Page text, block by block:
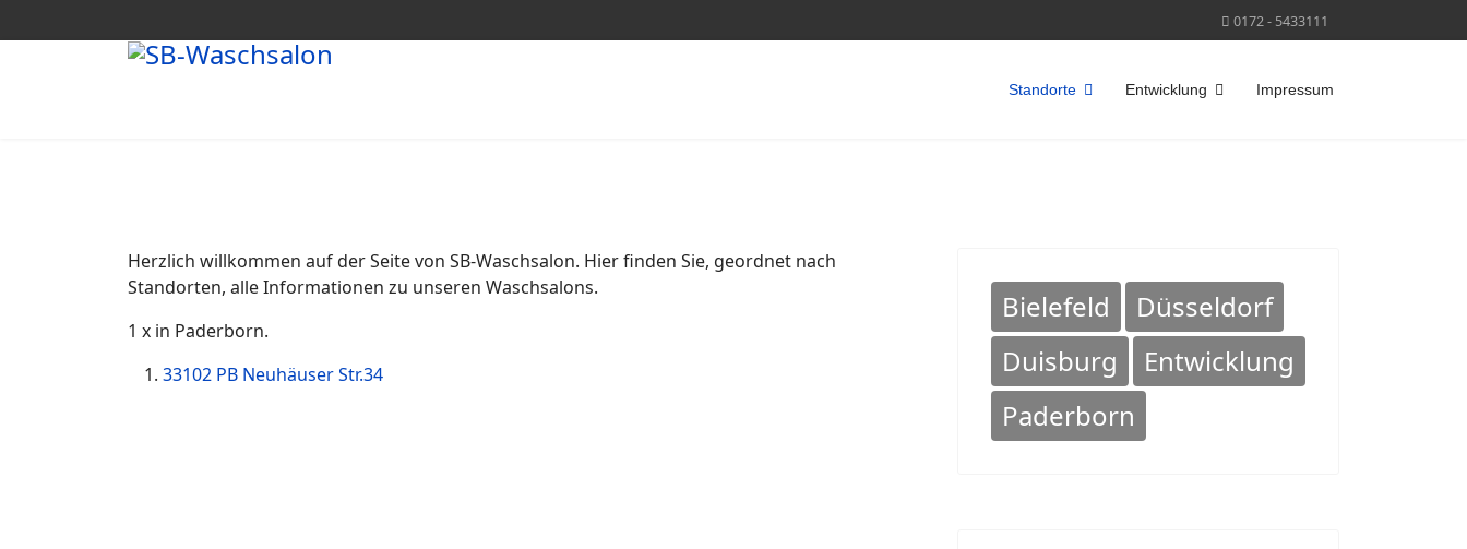
0172 - 5433111
Standorte Entwicklung Impressum
Herzlich willkommen auf der Seite von SB-Waschsalon. Hier finden Sie, geordnet nach
Standorten, alle Informationen zu unseren Waschsalons.
1 x in Paderborn.
33102 PB Neuhäuser Str.34
Bielefeld
Düsseldorf
Duisburg
Entwicklung
Paderborn